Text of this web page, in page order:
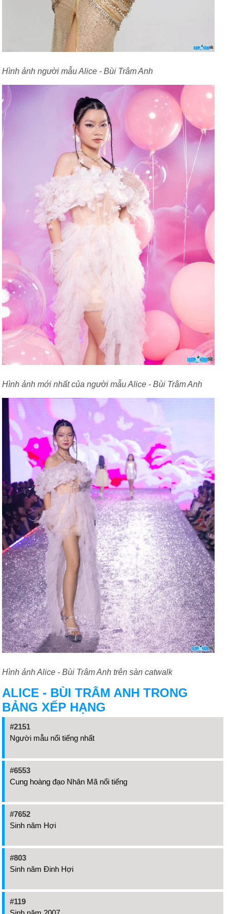
Hình ảnh người mẫu Alice - Bùi Trâm Anh
Hình ảnh mới nhất của người mẫu Alice - Bùi Trâm Anh
Hình ảnh Alice - Bùi Trâm Anh trên sàn catwalk
ALICE - BÙI TRÂM ANH TRONG
BẢNG XẾP HẠNG
#2151
Người mẫu nổi tiếng nhất
#6553
Cung hoàng đạo Nhân Mã nổi tiếng
#7652
Sinh năm Hợi
#803
Sinh năm Đinh Hợi
#119